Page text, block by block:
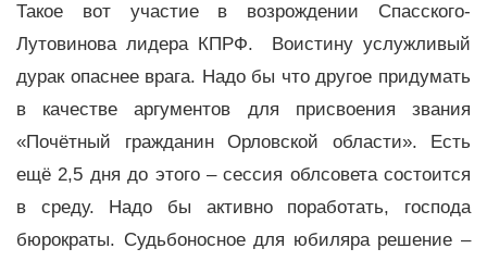
Такое вот участие в возрождении Спасского-
Лутовинова лидера КПРФ. Воистину услужливый
дурак опаснее врага. Надо бы что другое придумать
в качестве аргументов для присвоения звания
«Почётный гражданин Орловской области». Есть
ещё 2,5 дня до этого – сессия облсовета состоится
в среду. Надо бы активно поработать, господа
бюрократы. Судьбоносное для юбиляра решение –